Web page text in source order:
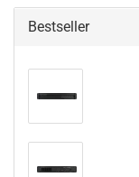
Bestseller